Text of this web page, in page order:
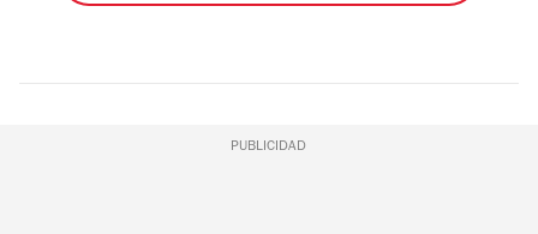
PUBLICIDAD